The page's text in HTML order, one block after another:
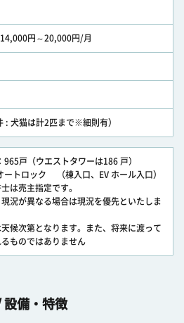
円～20,000円/月
: 犬猫は計2匹まで※細則有）
965戸（ウエストタワーは186 戸）
ートロック （棟入口、EV ホール入口）
は売主指定です。
況が異なる場合は現況を優先といたしま
候次第となります。また、将来に渡って
ものではありません
設備・特徴